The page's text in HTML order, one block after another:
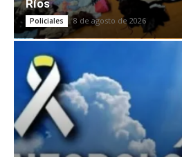
Ríos
Policiales 8 de agosto de 2026